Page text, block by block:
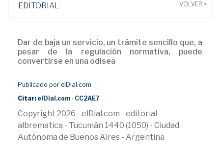
EDITORIAL VOLVER >
Dar de baja un servicio, un trámite sencillo que, a
pesar de la regulación normativa, puede
convertirse en una odisea
Publicado por elDial.com
Citar: elDial.com - CC2AE7
Copyright 2026 - elDial.com - editorial
albrematica - Tucumán 1440 (1050) - Ciudad
Autónoma de Buenos Aires - Argentina